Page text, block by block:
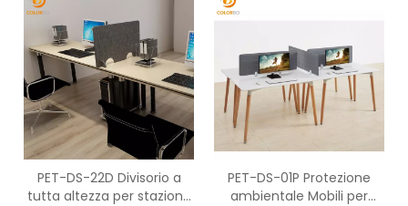
PET-DS-22D Divisorio a
tutta altezza per stazione
PET-DS-01P Protezione
ambientale Mobili per